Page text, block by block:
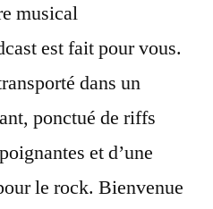
musical
est fait pour vous.
dans un
ponctué de riffs
et d’une
le rock. Bienvenue